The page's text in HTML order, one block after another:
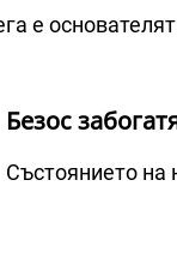
е
Безос
Състоянието на